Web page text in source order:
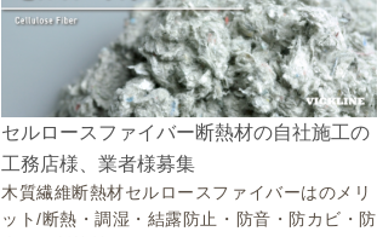
セルロースファイバー断熱材の自社施工の
工務店様、業者様募集
木質繊維断熱材セルロースファイバーはのメリ
ット/断熱・調湿・結露防止・防音・防カビ・防